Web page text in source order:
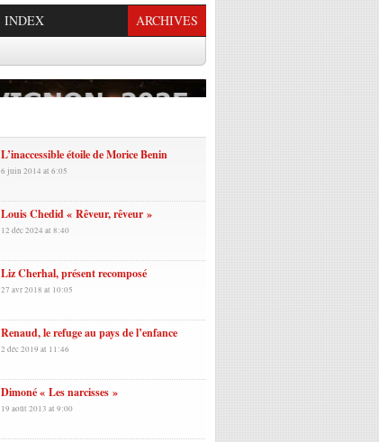
INDEX ARCHIVES
L’inaccessible étoile de Morice Benin
6 juin 2014 at 6:05
Louis Chedid « Rêveur, rêveur »
12 déc 2024 at 8:40
Liz Cherhal, présent recomposé
27 avr 2018 at 10:05
Renaud, le refuge au pays de l’enfance
2 déc 2019 at 11:46
Dimoné « Les narcisses »
19 août 2013 at 9:00